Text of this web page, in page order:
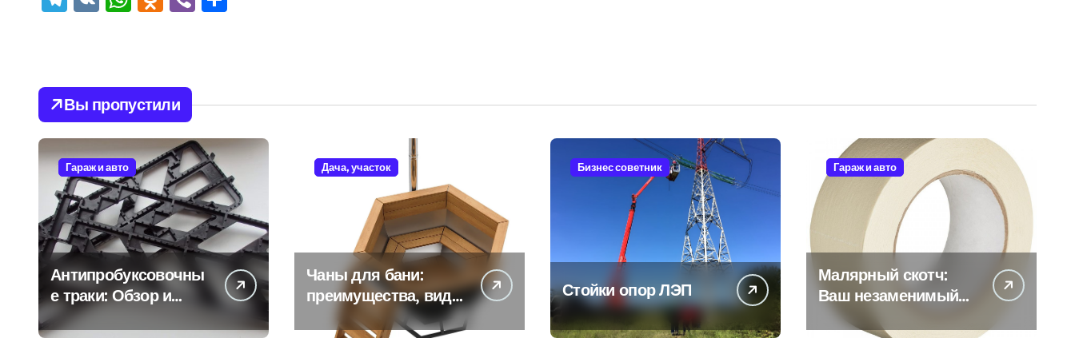
Вы пропустили
Гараж и авто
Антипробуксовочны
е траки: Обзор и
Преимущества
Дача, участок
Чаны для бани:
преимущества, виды
и особенности
использования
Бизнес советник
Стойки опор ЛЭП
Гараж и авто
Малярный скотч:
Ваш незаменимый
помощник при
ремонтных работах